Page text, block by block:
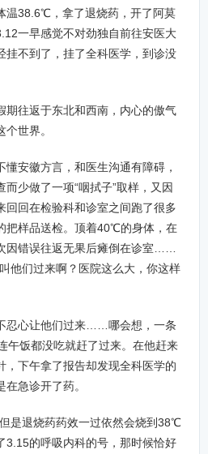
温38.6℃，拿了退烧药，开了阿莫
一早感觉不对劲独自前往安医大
挂不到了，挂了全科医学，到诊没
期往返于东北和西南，内心的傲气
世界。
安徽方言，和医生沟通有障碍，
少做了一项“咽拭子”取样，又因
回回在检验科和诊室之间跑了很多
把样品送检。顶着40℃的身体，在
因错误往返无果后瘫倒在诊室……
他们过来啊？医院这么大，你这样
忍心让他们过来……哪会想，一条
午饭都没吃就赶了过来。在他赶来
，下午拿了报告却发现全科医学的
急诊开了药。
是退烧药药效一过依然会烧到38℃
3.15的呼吸内科的号，那时候恰好